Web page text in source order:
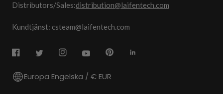
Distributors/Sales:distribution@laifentech.com
Kundtjänst: csteam@laifentech.com
Europa Engelska / € EUR